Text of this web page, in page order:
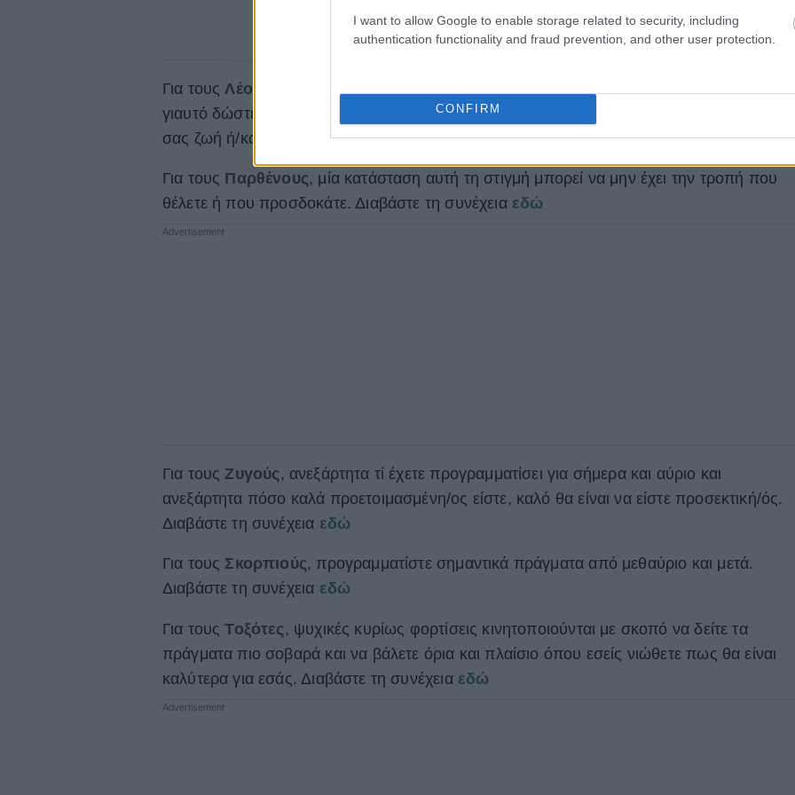
I want to allow Google to enable storage related to security, including
authentication functionality and fraud prevention, and other user protection.
CONFIRM
Για τους Λέοντες
γιαυτό δώστε την πρέπουσα σημασία σε ότι είναι κινητοποιημένο ειδικά στην
σας ζωή ή/και σε θέματα σπιτιού. Διαβάστε τη συνέχειαεδώ
Για τους Παρθένους, μία κατάσταση αυτή τη στιγμή μπορεί να μην έχει την τροπή που
θέλετε ή που προσδοκάτε. Διαβάστε τη συνέχεια εδώ
Για τους Ζυγούς , ανεξάρτητα τί έχετε προγραμματίσει για σήμερα και αύριο και
ανεξάρτητα πόσο καλά προετοιμασμένη/ος είστε, καλό θα είναι να είστε προσεκτική/ός.
Διαβάστε τη συνέχεια εδώ
Για τους Σκορπιούς, προγραμματίστε σημαντικά πράγματα από μεθαύριο και μετά.
Διαβάστε τη συνέχεια εδώ
Για τουςΤοξότες , ψυχικές κυρίως φορτίσεις κινητοποιούνται με σκοπό να δείτε τα
πράγματα πιο σοβαρά και να βάλετε όρια και πλαίσιο όπου εσείς νιώθετε πως θα είναι
καλύτερα για εσάς. Διαβάστε τη συνέχεια εδώ